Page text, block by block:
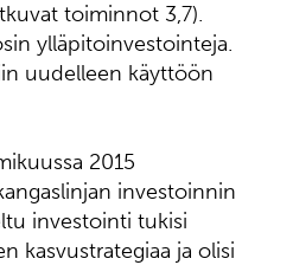
toiminnot 3,7).
ylläpitoinvestointeja.
uudelleen käyttöön
2015
investoinnin
investointi tukisi
kasvustrategiaa ja olisi